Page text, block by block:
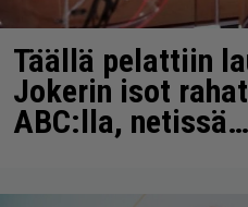
Täällä pelattiin
Jokerin isot
ABC:lla, netissä…